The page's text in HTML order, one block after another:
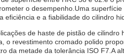
o desempenho.Uma
e a fiabilidade do cilindro
de haste de pistão de
o revestimento cromado polido
da metade da tolerância ISO F7.A